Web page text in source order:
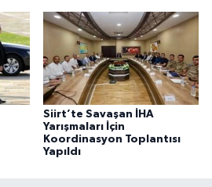
Siirt’te Savaşan İHA
Yarışmaları İçin
Koordinasyon Toplantısı
Yapıldı